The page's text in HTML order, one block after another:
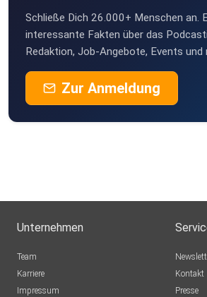
Schließe Dich 26.000+ Menschen an.
interessante Fakten über das
Redaktion, Job-Angebote, Events und
Zur Anmeldung
Unternehmen
Team
Karriere
Impressum
Kontakt
Presse